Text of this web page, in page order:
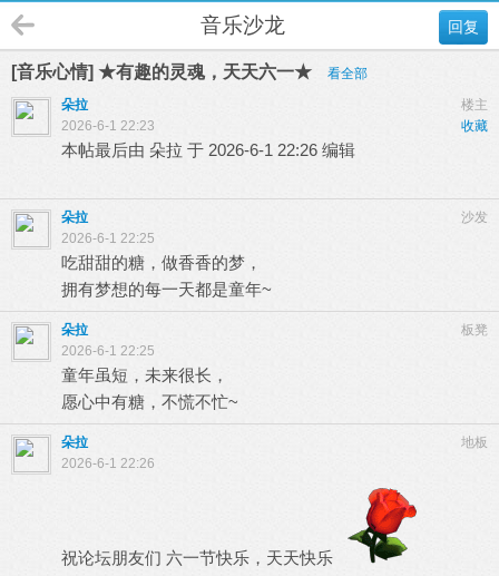
回复
音乐沙龙
[音乐心情] ★有趣的灵魂，天天六一★
看全部
楼主
朵拉
收藏
2026-6-1 22:23
本帖最后由 朵拉 于 2026-6-1 22:26 编辑
沙发
朵拉
2026-6-1 22:25
吃甜甜的糖，做香香的梦，
拥有梦想的每一天都是童年~
板凳
朵拉
2026-6-1 22:25
童年虽短，未来很长，
愿心中有糖，不慌不忙~
地板
朵拉
2026-6-1 22:26
祝论坛朋友们 六一节快乐，天天快乐